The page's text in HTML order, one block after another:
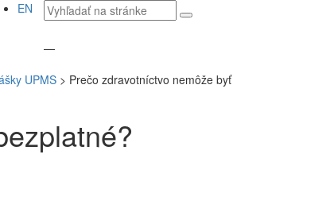
EN
Vyhľadávaný
text
—
UPMS> Prečo zdravotníctvo nemôže byť